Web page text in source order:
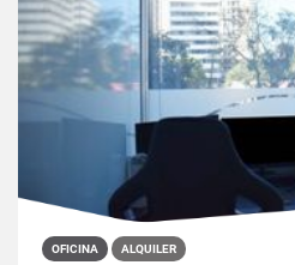
OFICINA ALQUILER